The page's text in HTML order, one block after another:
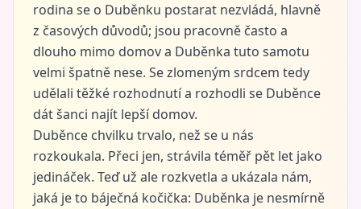
rodina se o Duběnku postarat nezvládá, hlavně
z časových důvodů; jsou pracovně často a
dlouho mimo domov a Duběnka tuto samotu
velmi špatně nese. Se zlomeným srdcem tedy
udělali těžké rozhodnutí a rozhodli se Duběnce
dát šanci najít lepší domov.
Duběnce chvilku trvalo, než se u nás
rozkoukala. Přeci jen, strávila téměř pět let jako
jedináček. Teď už ale rozkvetla a ukázala nám,
jaká je to báječná kočička: Duběnka je nesmírně